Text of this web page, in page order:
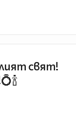
свят!